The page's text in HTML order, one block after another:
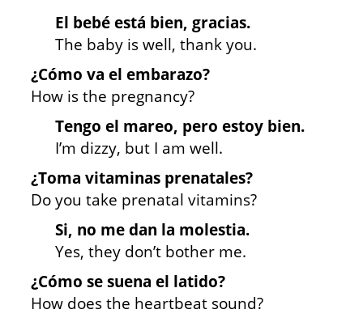
El bebé está bien, gracias.
The baby is well, thank you.
¿Cómo va el embarazo?
How is the pregnancy?
Tengo el mareo, pero estoy bien.
I’m dizzy, but I am well.
¿Toma vitaminas prenatales?
Do you take prenatal vitamins?
Si, no me dan la molestia.
Yes, they don’t bother me.
¿Cómo se suena el latido?
How does the heartbeat sound?